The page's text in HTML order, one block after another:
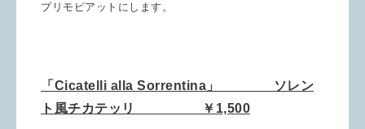
プリモピアットにします。
「Cicatelli alla Sorrentina」 ソレン
ト風チカテッリ ￥1,500